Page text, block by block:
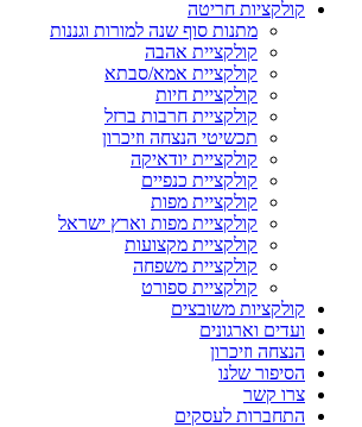
קולקציות חריטה
מתנות סוף שנה למורות וגננות
קולקציית אהבה
קולקציית אמא/סבתא
קולקציית חיות
קולקציית חרבות ברזל
תכשיטי הנצחה וזיכרון
קולקציית יודאיקה
קולקציית כנפיים
קולקציית מפות
קולקציית מפות וארץ ישראל
קולקציית מקצועות
קולקציית משפחה
קולקציית ספורט
קולקציות משובצים
ועדים וארגונים
הנצחה וזיכרון
הסיפור שלנו
צרו קשר
התחברות לעסקים